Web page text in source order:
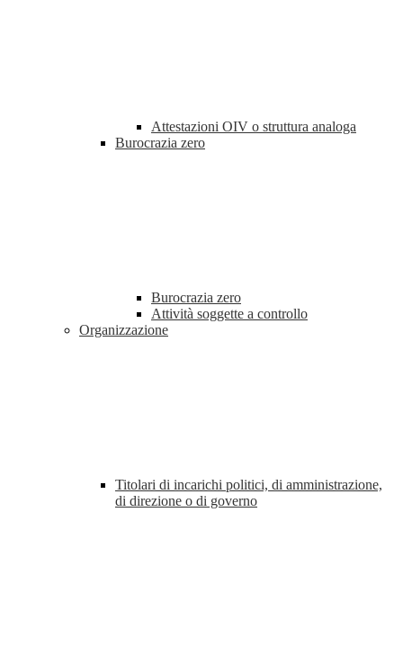
Attestazioni OIV o struttura analoga
Burocrazia zero
Burocrazia zero
Attività soggette a controllo
Organizzazione
Titolari di incarichi politici, di amministrazione,
di direzione o di governo